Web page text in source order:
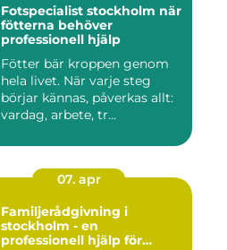
Fotspecialist stockholm när
fötterna behöver
professionell hjälp
Fötter bär kroppen genom
hela livet. När varje steg
börjar kännas, påverkas allt:
vardag, arbete, tr...
07. apr
Familjerådgivning i
stockholm - en
professionell hjälp för